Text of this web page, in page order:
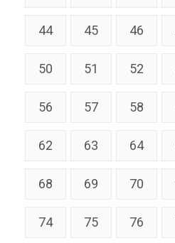
44 45 46
50 51 52
56 57 58
62 63 64
68 69 70
74 75 76